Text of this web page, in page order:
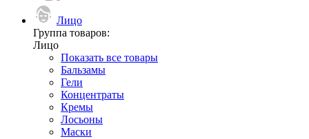
Лицо
Группа товаров:
Лицо
Показать все товары
Бальзамы
Гели
Концентраты
Кремы
Лосьоны
Маски